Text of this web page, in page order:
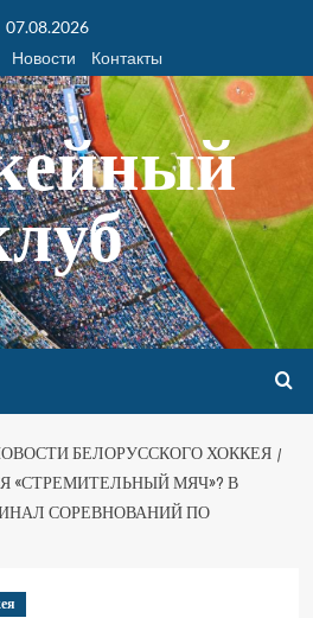
07.08.2026
Новости Контакты
БЕЛОРУССКОГО ХОККЕЯ
«СТРЕМИТЕЛЬНЫЙ МЯЧ»? В
СОРЕВНОВАНИЙ ПО